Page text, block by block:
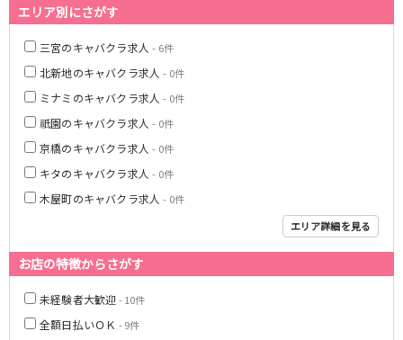
エリア別にさがす
三宮のキャバクラ求人- 6件
北新地のキャバクラ求人- 0件
ミナミのキャバクラ求人- 0件
祇園のキャバクラ求人- 0件
京橋のキャバクラ求人- 0件
キタのキャバクラ求人- 0件
木屋町のキャバクラ求人- 0件
エリア詳細を見る
お店の特徴からさがす
未経験者大歓迎- 10件
全額日払いＯＫ - 9件